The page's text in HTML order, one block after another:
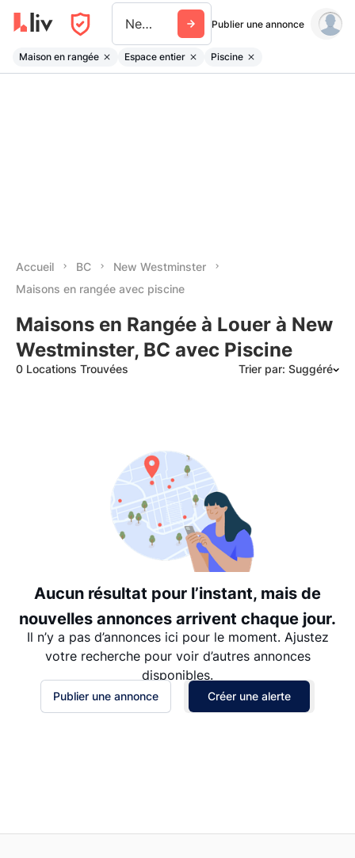
New Westminster Publier une annonce
Maison en rangée Espace entier Piscine
Accueil BC
New Westminster
Maisons en rangée avec piscine
Maisons en Rangée à Louer à New
Westminster, BC avec Piscine
0 Locations Trouvées Trier par: Suggéré
Date: les plus anciens d’abord
Aucun résultat pour l’instant, mais de
nouvelles annonces arrivent chaque jour.
Il n’y a pas d’annonces ici pour le moment. Ajustez
votre recherche pour voir d’autres annonces
disponibles.
Publier une annonce Créer une alerte